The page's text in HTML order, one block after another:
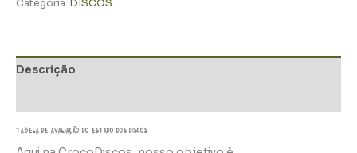
Categoria: DISCOS
Descrição
TABELA DE AVALIAÇÃo do estado dos discos